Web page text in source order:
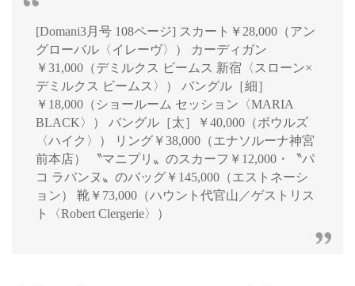
[Domani3月号 108ページ] スカート￥28,000（アン
グローバル〈イレーヴ〉） カーディガン
￥31,000（デミルクス ビームス 新宿〈スローン×
デミルクス ビームス〉） バングル［細］
￥18,000（ショールーム セッション〈MARIA
BLACK〉） バングル［太］￥40,000（ボウルズ
〈ハイク〉） リング￥38,000（エナソルーナ神宮
前本店） 〝マニプリ〟のスカーフ￥12,000・〝パ
コ ラバンヌ〟のバッグ￥145,000（エストネーシ
ョン） 靴￥73,000（ハウント代官山／ゲストリス
ト〈Robert Clergerie〉）